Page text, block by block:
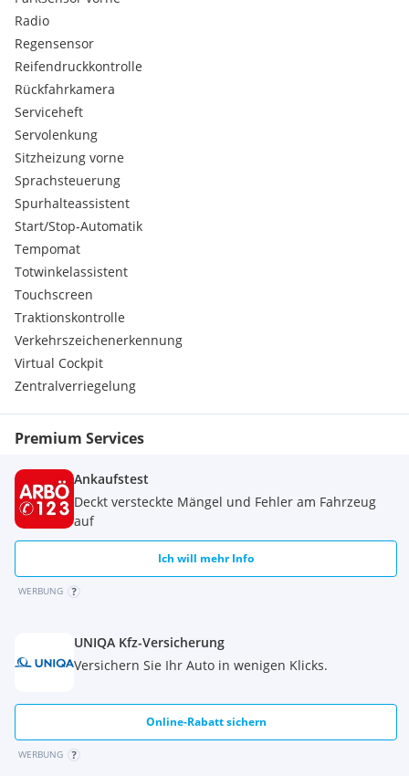
Radio
Regensensor
Reifendruckkontrolle
Rückfahrkamera
Serviceheft
Servolenkung
Sitzheizung vorne
Sprachsteuerung
Spurhalteassistent
Start/Stop-Automatik
Tempomat
Totwinkelassistent
Touchscreen
Traktionskontrolle
Verkehrszeichenerkennung
Virtual Cockpit
Zentralverriegelung
Premium Services
Ankaufstest
Deckt versteckte Mängel und Fehler am Fahrzeug
auf
Ich will mehr Info
WERBUNG
UNIQA Kfz-Versicherung
Versichern Sie Ihr Auto in wenigen Klicks.
Online-Rabatt sichern
WERBUNG